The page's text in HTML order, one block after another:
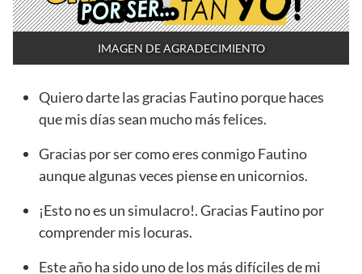
IMAGEN DE AGRADECIMIENTO
Quiero darte las gracias Fautino porque haces
que mis días sean mucho más felices.
Gracias por ser como eres conmigo Fautino
aunque algunas veces piense en unicornios.
¡Esto no es un simulacro!. Gracias Fautino por
comprender mis locuras.
Este año ha sido uno de los más difíciles de mi